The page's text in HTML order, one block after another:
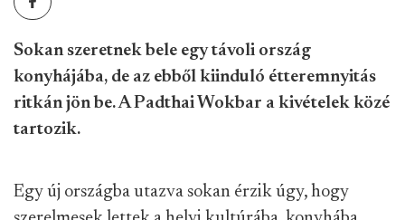
Sokan szeretnek bele egy távoli ország
konyhájába, de az ebből kiinduló étteremnyitás
ritkán jön be. A Padthai Wokbar a kivételek közé
tartozik.
Egy új országba utazva sokan érzik úgy, hogy